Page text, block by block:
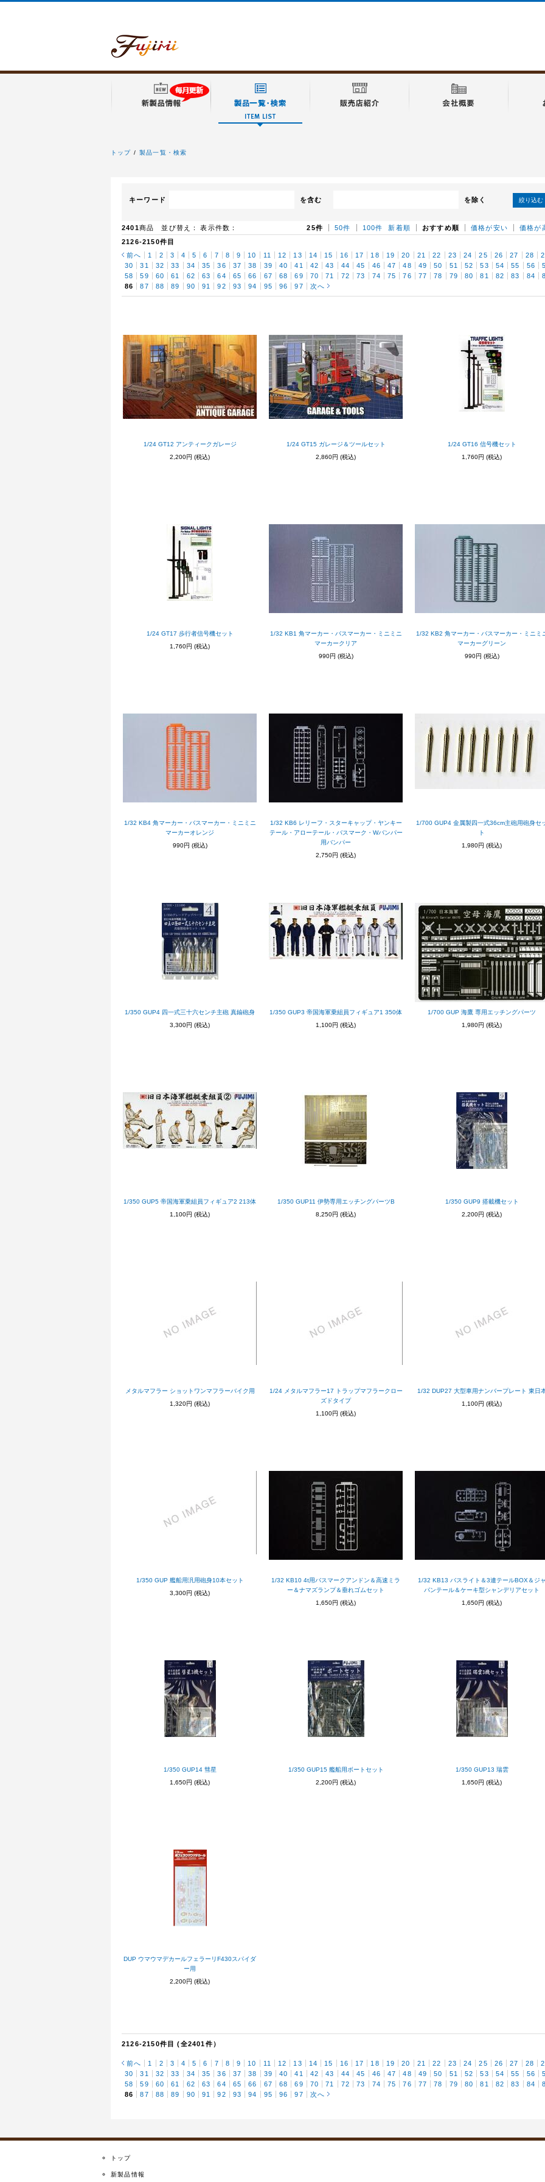
トップ 製品一覧・検索
キーワード を含む を除く 絞り込む
2401商品 並び替え： 新着順 おすすめ順 価格が安い 価格が
表示件数： 25件 50件
100件
2126-2150件目
前へ
1 2 3 4 5 6 7 8 9 10 11 12 13 14 15 16 17 18 19 20 21 22 23 24 25 26 27 28
30
31 32 33 34 35 36 37 38 39 40 41 42 43 44 45 46 47 48 49 50 51 52 53 54 55 56
58
59 60 61 62 63 64 65 66 67 68 69 70 71 72 73 74 75 76 77 78 79 80 81 82 83 84
86
87 88 89 90 91 92 93 94 95 96 97 次へ
1/24 GT12 アンティークガレージ
2,200円 (税込)
1/24 GT15 ガレージ＆ツールセット
2,860円 (税込)
1/24 GT16 信号機セット
1,760円 (税込)
1/24 GT17 歩行者信号機セット
1,760円 (税込)
1/32 KB1 角マーカー・バスマーカー・ミニミニ
マーカークリア
990円 (税込)
1/32 KB2 角マーカー・バスマーカー・ミニミ
マーカーグリーン
990円 (税込)
1/32 KB4 角マーカー・バスマーカー・ミニミニ
マーカーオレンジ
990円 (税込)
1/32 KB6 レリーフ・スターキャップ・ヤンキー
テール・アローテール・バスマーク・Wバンパー
用バンパー
2,750円 (税込)
1/700 GUP4 金属製四一式36cm主砲用砲身セ
ト
1,980円 (税込)
1/350 GUP4 四一式三十六センチ主砲 真鍮砲身
3,300円 (税込)
1/350 GUP3 帝国海軍乗組員フィギュア1 350体
1,100円 (税込)
1/700 GUP 海鷹 専用エッチングパーツ
1,980円 (税込)
1/350 GUP5 帝国海軍乗組員フィギュア2 213体
1,100円 (税込)
1/350 GUP11 伊勢専用エッチングパーツB
8,250円 (税込)
1/350 GUP9 搭載機セット
2,200円 (税込)
メタルマフラー ショットワンマフラーバイク用
1,320円 (税込)
1/24 メタルマフラー17 トラップマフラークロー
ズドタイプ
1,100円 (税込)
1/32 DUP27 大型車用ナンバープレート 東日
1,100円 (税込)
1/350 GUP 艦船用汎用砲身10本セット
3,300円 (税込)
1/32 KB10 4t用バスマークアンドン＆高速ミラ
ー＆ナマズランプ＆垂れゴムセット
1,650円 (税込)
1/32 KB13 バスライト＆3連テールBOX＆ジ
パンテール＆ケーキ型シャンデリアセット
1,650円 (税込)
1/350 GUP14 彗星
1,650円 (税込)
1/350 GUP15 艦船用ボートセット
2,200円 (税込)
1/350 GUP13 瑞雲
1,650円 (税込)
DUP ウマウマデカールフェラーリF430スパイダ
ー用
2,200円 (税込)
2126-2150件目 (全2401件）
前へ 1 2 3 4 5 6 7 8 9 10 11 12 13 14 15 16 17 18 19 20 21 22 23 24 25 26 27 28
30
31 32 33 34 35 36 37 38 39 40 41 42 43 44 45 46 47 48 49 50 51 52 53 54 55 56
58
59 60 61 62 63 64 65 66 67 68 69 70 71 72 73 74 75 76 77 78 79 80 81 82 83 84
86
87 88 89 90 91 92 93 94 95 96 97 次へ
トップ
新製品情報